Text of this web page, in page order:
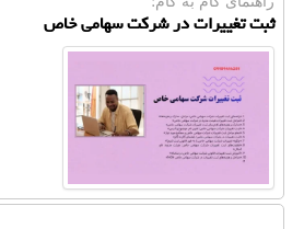
ثبت تغییرات در شرکت سهامی خاص